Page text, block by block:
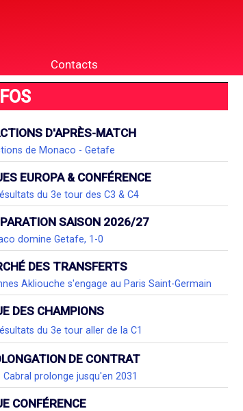
Contacts
D'APRÈS-MATCH
de Monaco - Getafe
EUROPA & CONFÉRENCE
du 3e tour des C3 & C4
SAISON 2026/27
domine Getafe, 1-0
DES TRANSFERTS
Akliouche s'engage au Paris Saint-Germain
DES CHAMPIONS
du 3e tour aller de la C1
DE CONTRAT
Cabral prolonge jusqu'en 2031
CONFÉRENCE